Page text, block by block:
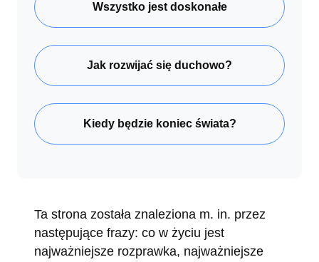
Wszystko jest doskonałe
Jak rozwijać się duchowo?
Kiedy będzie koniec świata?
Ta strona została znaleziona m. in. przez
następujące frazy: co w życiu jest
najważniejsze rozprawka, najważniejsze